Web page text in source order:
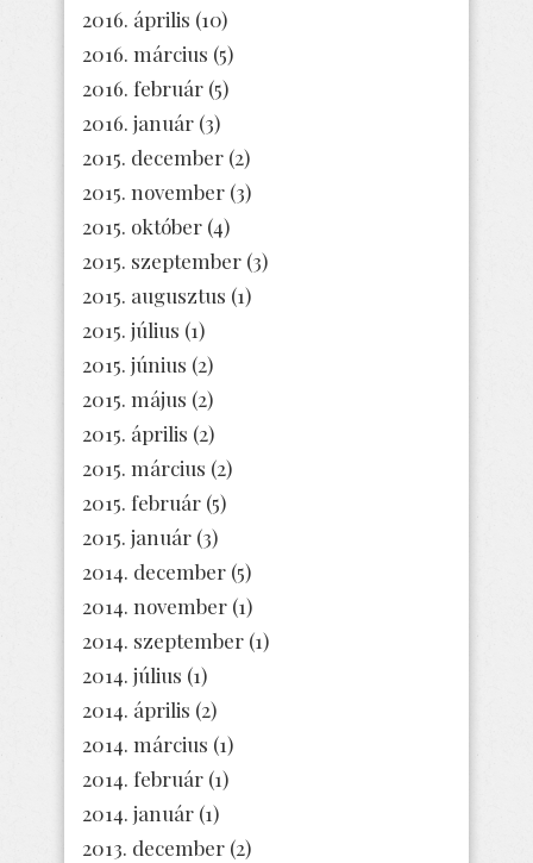
2016. április (10)
2016. március (5)
2016. február (5)
2016. január (3)
2015. december (2)
2015. november (3)
2015. október (4)
2015. szeptember (3)
2015. augusztus (1)
2015. július (1)
2015. június (2)
2015. május (2)
2015. április (2)
2015. március (2)
2015. február (5)
2015. január (3)
2014. december (5)
2014. november (1)
2014. szeptember (1)
2014. július (1)
2014. április (2)
2014. március (1)
2014. február (1)
2014. január (1)
2013. december (2)